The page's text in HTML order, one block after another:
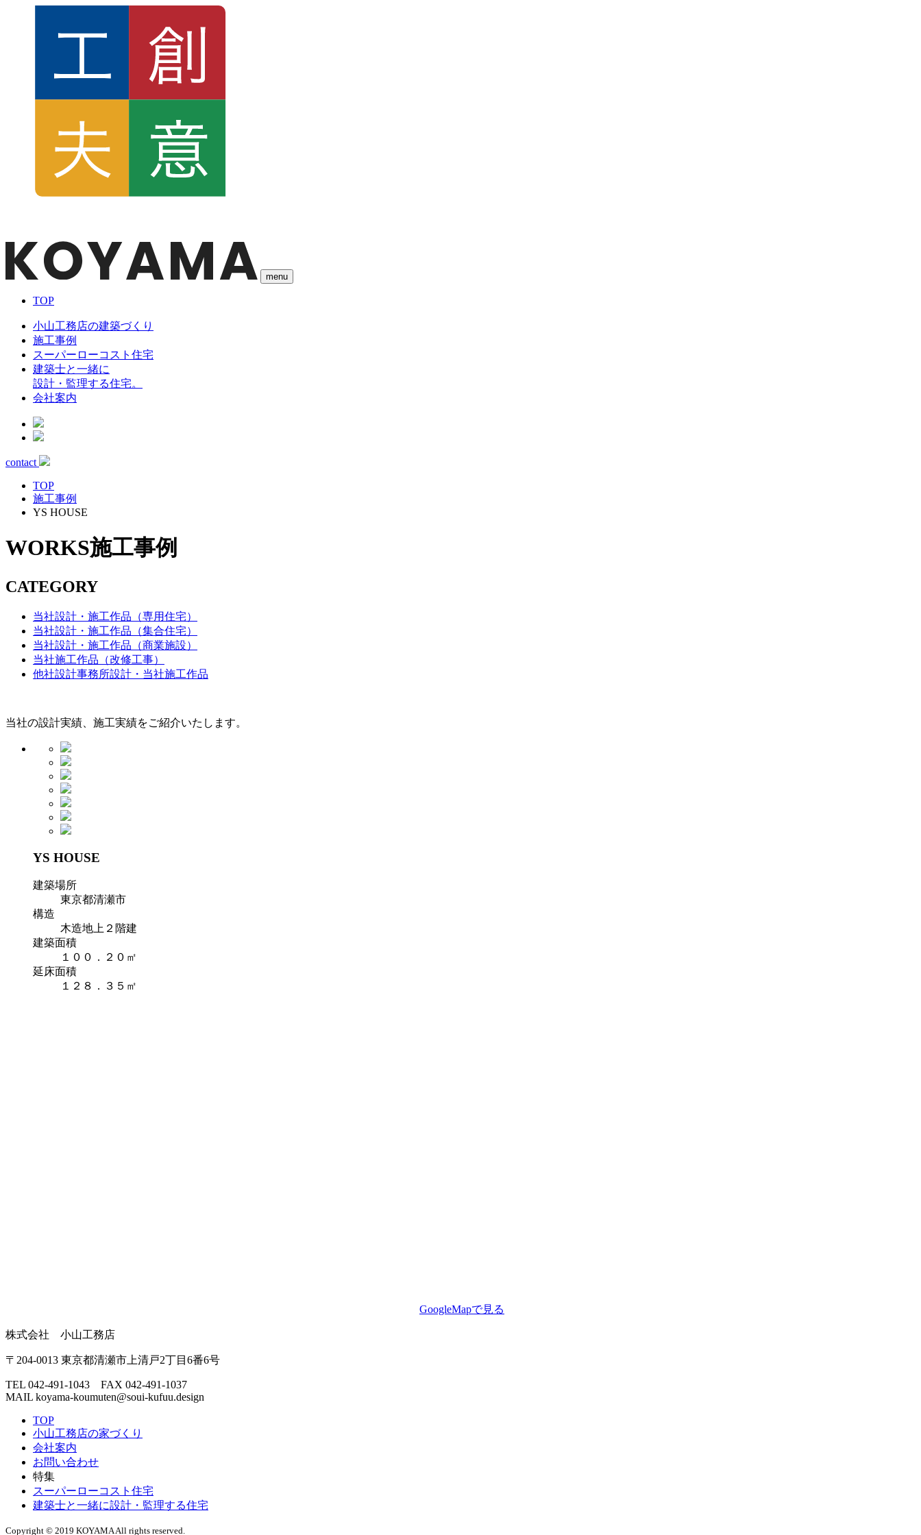
menu
TOP
小山工務店の建築づくり
施工事例
スーパーローコスト住宅
建築士と一緒に
設計・監理する住宅。
会社案内
contact
TOP
施工事例
YS HOUSE
WORKS施工事例
CATEGORY
当社設計・施工作品（専用住宅）
当社設計・施工作品（集合住宅）
当社設計・施工作品（商業施設）
当社施工作品（改修工事）
他社設計事務所設計・当社施工作品
当社の設計実績、施工実績をご紹介いたします。
YS HOUSE
建築場所
東京都清瀬市
構造
木造地上２階建
建築面積
１００．２０㎡
延床面積
１２８．３５㎡
GoogleMapで見る
株式会社 小山工務店
〒204-0013 東京都清瀬市上清戸2丁目6番6号
TEL 042-491-1043 FAX 042-491-1037
MAIL koyama-koumuten@soui-kufuu.design
TOP
小山工務店の家づくり
会社案内
お問い合わせ
特集
スーパーローコスト住宅
建築士と一緒に設計・監理する住宅
Copyright © 2019 KOYAMA All rights reserved.